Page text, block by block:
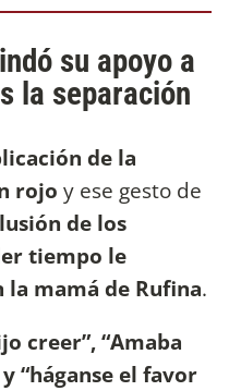
su apoyo a
la separación
de la
rojo y ese gesto de
de los
tiempo le
mamá de Rufina.
creer”, “Amaba
“háganse el favor